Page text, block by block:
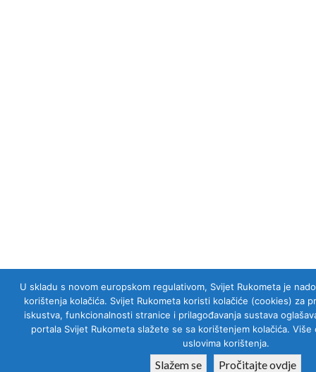
U skladu s novom europskom regulativom, Svijet Rukometa je
korištenja kolačića. Svijet Rukometa koristi kolačiće (cookies) za
iskustva, funkcionalnosti stranice i prilagođavanja sustava
portala Svijet Rukometa slažete se sa korištenjem kolačića.
uslovima korištenja.
Slažem se Pročitajte ovdje